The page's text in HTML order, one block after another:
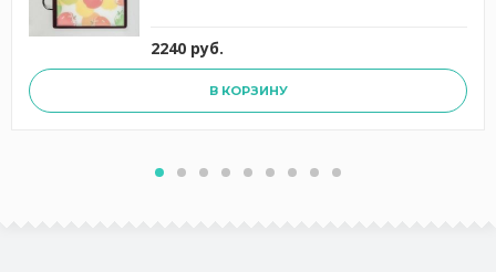
2240 руб.
В КОРЗИНУ